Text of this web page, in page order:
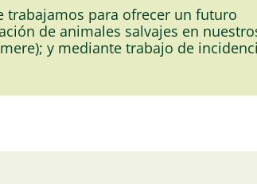
trabajamos para ofrecer un futuro
de animales salvajes en
y mediante trabajo de